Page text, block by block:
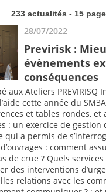
233 actualités - 15
28/07/2022
Previrisk :
évènements
conséquences
aux Ateliers PREVIRISQ
l’aide cette année du
et tables rondes, et
: un exercice de gestion
a permis de
: comment
de crue ? Quels
des interventions
relations avec les